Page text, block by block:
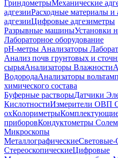
ГриндометрыМеханические
адгезииРасходные материалы и
адгезииЦифровые адгезиметры
Разрывные машиныУстановки
Лабораторное оборудование
pH-метры Анализаторы
Анализ почв грунтовых и
сырьяАнализаторы Влажности
ВодородаАнализаторы
химического состава
Буферные растворыДатчики
КислотностиИзмерители ОВП
oxКолориметры
приборовКондуктометры
Микроскопы
МеталлографическиеСветовые-
СтереоскопическиеЦифровые